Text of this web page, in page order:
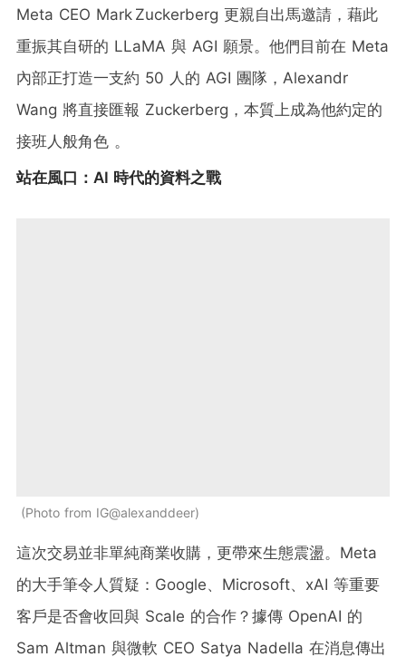
Meta CEO Mark Zuckerberg 更親自出馬邀請，藉此
重振其自研的 LLaMA 與 AGI 願景。他們目前在 Meta
內部正打造一支約 50 人的 AGI 團隊，Alexandr
Wang 將直接匯報 Zuckerberg，本質上成為他約定的
接班人般角色 。
站在風口：AI 時代的資料之戰
Photo from IG@alexanddeer
這次交易並非單純商業收購，更帶來生態震盪。Meta
的大手筆令人質疑：Google、Microsoft、xAI 等重要
客戶是否會收回與 Scale 的合作？據傳 OpenAI 的
Sam Altman 與微軟 CEO Satya Nadella 在消息傳出